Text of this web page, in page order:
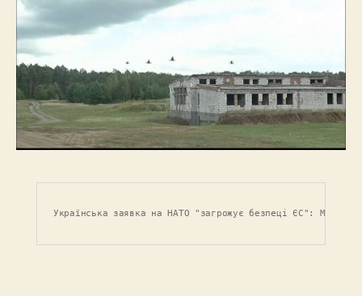
Українська заявка на НАТО "загрожує безпеці ЄС":